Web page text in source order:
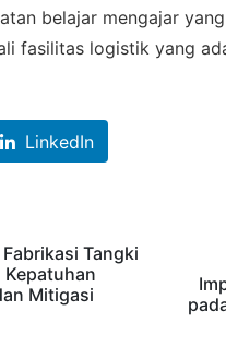
belajar mengajar
fasilitas logistik yang
LinkedIn
Tangki
Kepatuhan
Mitigasi